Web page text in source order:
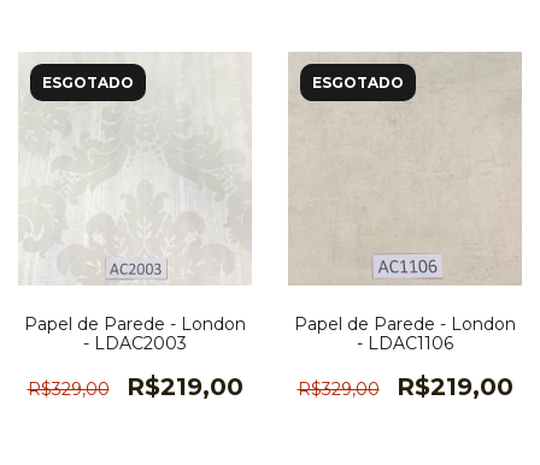
ESGOTADO
Papel de Parede - London
- LDAC2003
R$329,00 R$219,00
ESGOTADO
Papel de Parede - London
- LDAC1106
R$329,00 R$219,00